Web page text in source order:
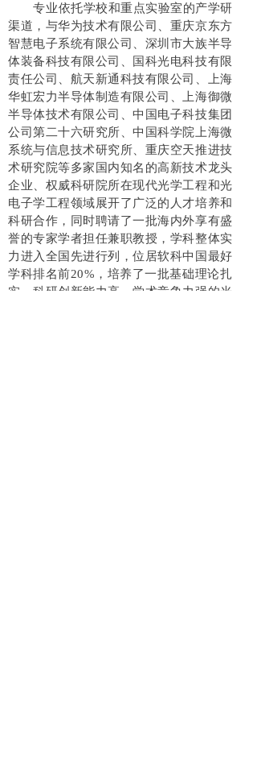
专业依托学校和重点实验室的产学研
渠道，与华为技术有限公司、重庆京东方
智慧电子系统有限公司、深圳市大族半导
体装备科技有限公司、国科光电科技有限
责任公司、航天新通科技有限公司、上海
华虹宏力半导体制造有限公司、上海御微
半导体技术有限公司、中国电子科技集团
公司第二十六研究所、中国科学院上海微
系统与信息技术研究所、重庆空天推进技
术研究院等多家国内知名的高新技术龙头
企业、权威科研院所在现代光学工程和光
电子学工程领域展开了广泛的人才培养和
科研合作，同时聘请了一批海内外享有盛
誉的专家学者担任兼职教授，学科整体实
力进入全国先进行列，位居软科中国最好
学科排名前20%，培养了一批基础理论扎
实、科研创新能力高、学术竞争力强的光